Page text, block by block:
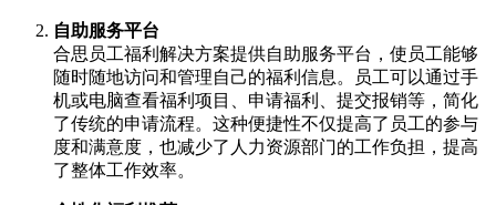
自助服务平台
合思员工福利解决方案提供自助服务平台，使员工能够
随时随地访问和管理自己的福利信息。员工可以通过手
机或电脑查看福利项目、申请福利、提交报销等，简化
了传统的申请流程。这种便捷性不仅提高了员工的参与
度和满意度，也减少了人力资源部门的工作负担，提高
了整体工作效率。